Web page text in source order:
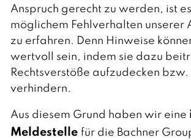
u
r
e
t
y
g
i
Anspruch gerecht zu werden, ist
möglichem Fehlverhalten unserer
zu erfahren. Denn Hinweise
wertvoll sein, indem sie dazu
Rechtsverstöße aufzudecken bzw.
verhindern.
Aus diesem Grund haben wir eine
Meldestelle für die Bachner